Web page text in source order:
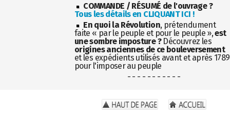
COMMANDE / RÉSUMÉ de l'ouvrage ?
Tous les détails en CLIQUANT ICI !
En quoi la Révolution, prétendument
faite « par le peuple et pour le peuple »,est
une sombre imposture ?Découvrez les
origines anciennes de ce bouleversement
et les expédients utilisés avant et après 1789
pour l'imposer au peuple
- - - - - - - - - - -